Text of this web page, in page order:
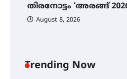
തിരനോട്ടം ‘അരങ്ങ്
August 8, 2026
Trending Now
വെള്ളിയാഴ്ച